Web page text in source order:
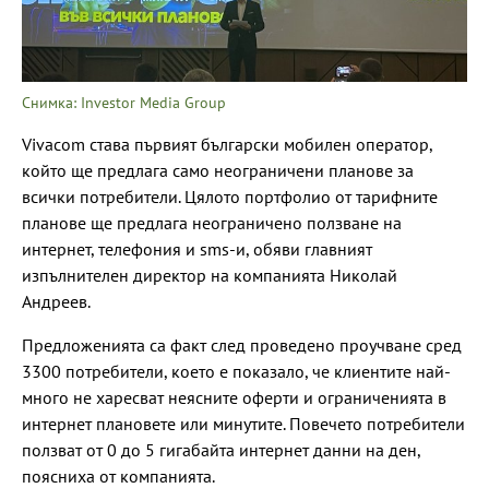
Снимка: Investor Media Group
Vivacom става първият български мобилен оператор,
който ще предлага само неограничени планове за
всички потребители. Цялото портфолио от тарифните
планове ще предлага неограничено ползване на
интернет, телефония и sms-и, обяви главният
изпълнителен директор на компанията Николай
Андреев.
Предложенията са факт след проведено проучване сред
3300 потребители, което е показало, че клиентите най-
много не харесват неясните оферти и ограниченията в
интернет плановете или минутите. Повечето потребители
ползват от 0 до 5 гигабайта интернет данни на ден,
поясниха от компанията.